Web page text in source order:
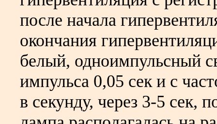
после начала
окончания
белый, одноимпульсный
импульса 0,05 сек и с
в секунду, через 3-5 сек,